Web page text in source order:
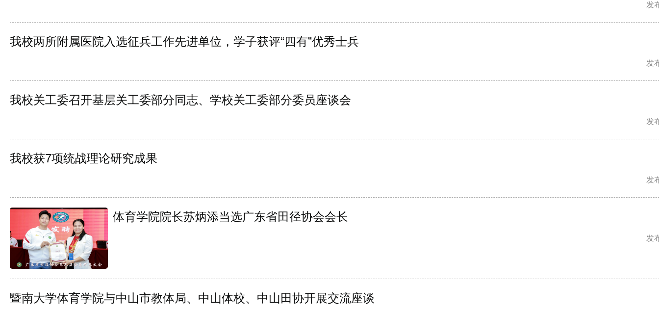
发
我校两所附属医院入选征兵工作先进单位，学子获评“四有”优秀士兵
发
我校关工委召开基层关工委部分同志、学校关工委部分委员座谈会
发
我校获7项统战理论研究成果
发
体育学院院长苏炳添当选广东省田径协会会长
发
暨南大学体育学院与中山市教体局、中山体校、中山田协开展交流座谈